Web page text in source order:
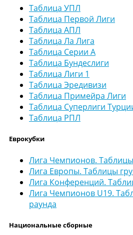
Таблица УПЛ
Таблица Первой Лиги
Таблица АПЛ
Таблица Ла Лига
Таблица Серии А
Таблица Бундеслиги
Таблица Лиги 1
Таблица Эредивизи
Таблица Примейра Лиги
Таблица Суперлиги
Таблица РПЛ
Еврокубки
Лига Чемпионов.
Лига Европы. Таблицы
Лига Конференций.
Лига Чемпионов U19.
раунда
Национальные сборные